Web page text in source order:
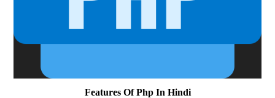
Features Of Php In Hindi